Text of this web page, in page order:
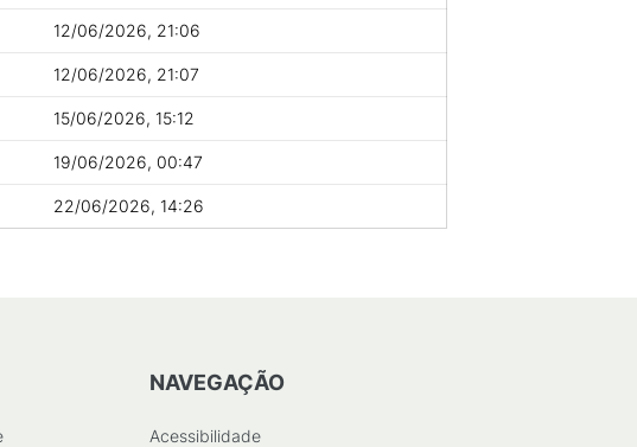
12/06/2026, 21:06
12/06/2026, 21:07
15/06/2026, 15:12
19/06/2026, 00:47
22/06/2026, 14:26
NAVEGAÇÃO
Acessibilidade